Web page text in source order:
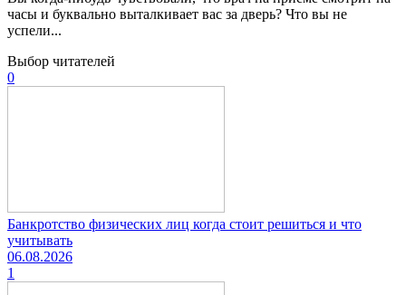
часы и буквально выталкивает вас за дверь? Что вы не
успели...
Выбор читателей
0
Банкротство физических лиц когда стоит решиться и что
учитывать
06.08.2026
1